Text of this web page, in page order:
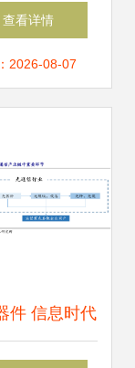
池走向光电
传感器
查看详情
2026-08-07
件 信息时代